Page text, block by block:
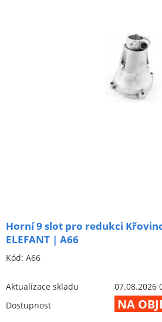
Úložné boxy na nářadí
Ochranné pomůcky
Keramické brusivo
Pilové kotouče
Spojovací materiál Hašpl
Stavební chemie
Horní 9 slot pro redukci
ELEFANT | A66
Kód: A66
Aktualizace skladu
07.08.2026
Dostupnost
NA